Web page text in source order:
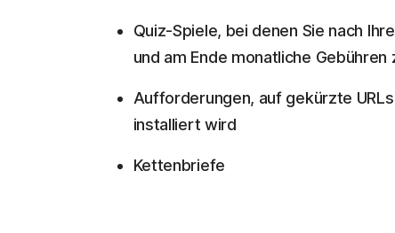
Quiz-Spiele, bei denen Sie nach
und am Ende monatliche Gebühren
Aufforderungen, auf gekürzte
installiert wird
Kettenbriefe